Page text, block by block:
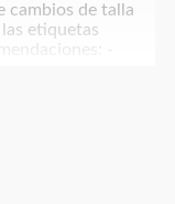
cambios de talla
etiquetas
-
café, azul